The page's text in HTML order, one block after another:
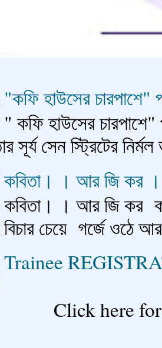
"কফি হাউসের
" কফি হাউসের
সূর্য সেন স্ট্রিটের
কবিতা। । আর জি কর
কবিতা। । আর জি কর
চেয়ে গর্জে
Trainee
here for